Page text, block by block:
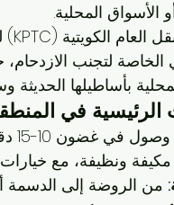
الأسواق المحلية.
لتجنب الازدحام،
بأساطيلها
في
وصول في غضون 10-15 دقيقة، مدعوماً بتطبيقات التتبع الحية.
ونظيفة، مع
من الروضة إلى الدسمة